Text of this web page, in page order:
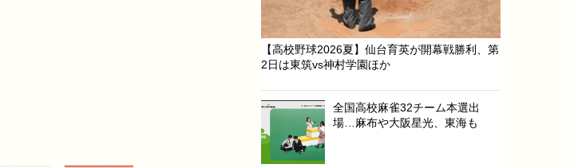
【高校野球2026夏】仙台育英が開幕戦勝利、第
2日は東筑vs神村学園ほか
全国高校麻雀32チーム本選出
場…麻布や大阪星光、東海も